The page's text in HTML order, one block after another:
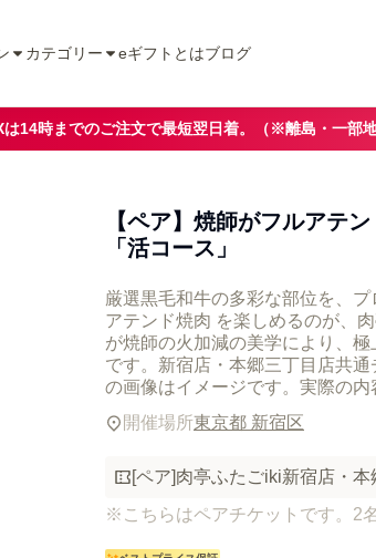
カテゴリー eギフトとはブログ
は14時までのご注文で最短翌日着。（※離島・一部地
【ペア】焼師がフルアテ
「活コース」
厳選黒毛和牛の多彩な部位を、
アテンド焼肉 を楽しめるのが、
が焼師の火加減の美学により、
です。新宿店・本郷三丁目店共
の画像はイメージです。実際の内
開催場所東京都 新宿区
[ペア]肉亭ふたごiki新宿店・
※こちらはペアチケットです。2